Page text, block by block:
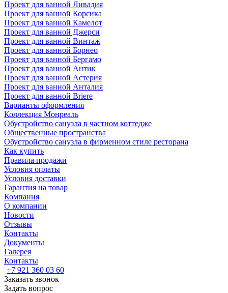
Проект для ванной Ливадия
Проект для ванной Корсика
Проект для ванной Камелот
Проект для ванной Джерси
Проект для ванной Винтаж
Проект для ванной Борнео
Проект для ванной Бергамо
Проект для ванной Антик
Проект для ванной Астерия
Проект для ванной Анталия
Проект для ванной Briere
Варианты оформления
Коллекция Монреаль
Обустройство санузла в частном коттедже
Общественные пространства
Обустройство санузла в фирменном стиле ресторана
Как купить
Правила продажи
Условия оплаты
Условия доставки
Гарантия на товар
Компания
О компании
Новости
Отзывы
Контакты
Документы
Галерея
Контакты
+7 921 360 03 60
Заказать звонок
Задать вопрос